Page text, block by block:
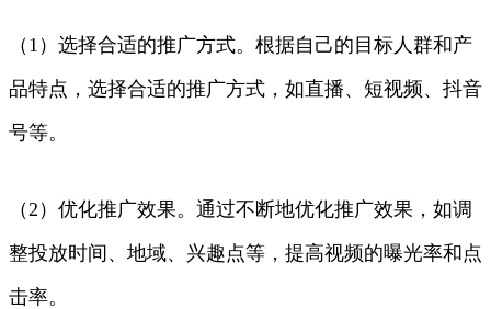
（1）选择合适的推广方式。根据自己的目标人群和产
品特点，选择合适的推广方式，如直播、短视频、抖音
号等。
（2）优化推广效果。通过不断地优化推广效果，如调
整投放时间、地域、兴趣点等，提高视频的曝光率和点
击率。